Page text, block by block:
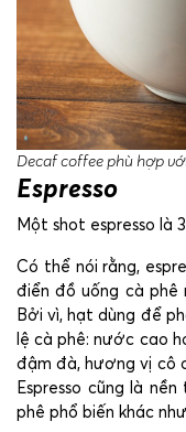
Decaf coffee phù hợp
Espresso
Một shot espresso là
Có thể nói rằng,
điển đồ uống cà phê
Bởi vì, hạt dùng để
lệ cà phê: nước cao
đậm đà, hương vị cô
Espresso cũng là
phê phổ biến khác